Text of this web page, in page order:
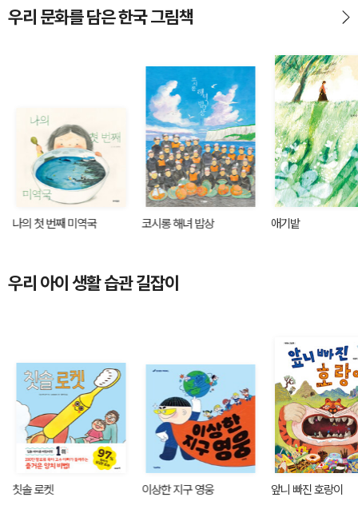
우리 문화를 담은 한국 그림책
나의 첫 번째 미역국 코시롱 해녀 밥상 애기밭
우리 아이 생활 습관 길잡이
칫솔 로켓 이상한 지구 영웅 앞니 빠진 호랑이